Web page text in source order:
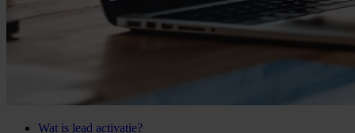
Wat is lead activatie?